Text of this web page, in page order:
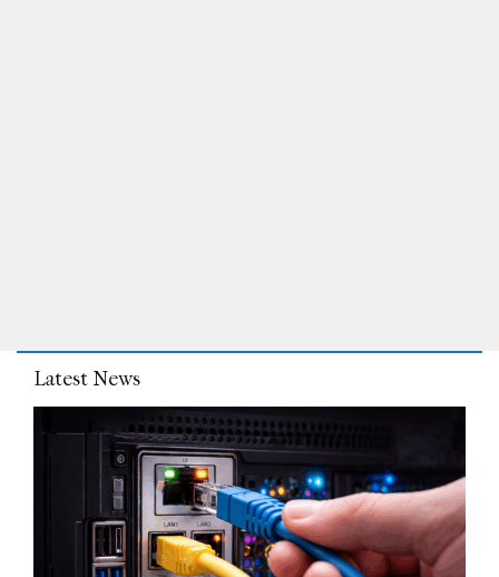
Latest News